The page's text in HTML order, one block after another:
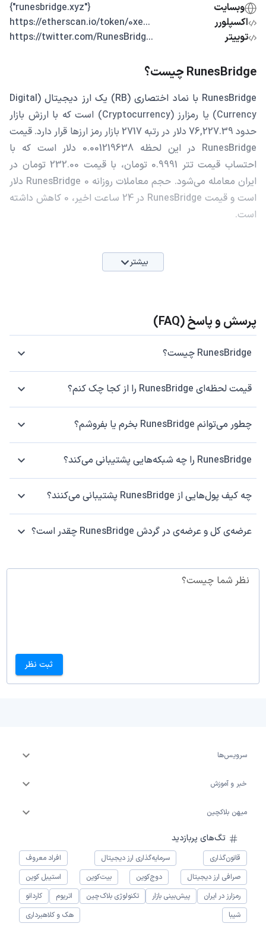
وبسایت
{"runesbridge.xyz"}
اکسپلورر
...https://etherscan.io/token/0xe
توییتر
...https://twitter.com/RunesBridg
RunesBridge چیست؟
RunesBridge با نماد اختصاری (RB) یک ارز دیجیتال (Digital
Currency) یا رمزارز (Cryptocurrency) است که با ارزش بازار
حدود 76,227.39 دلار در رتبه 2717 بازار رمز ارزها قرار دارد. قیمت
RunesBridge در این لحظه 0.001219638 دلار است که با
احتساب قیمت تتر 0.9991 تومان، با قیمت 232.00 تومان در
ایران معامله می‌شود. حجم معاملات روزانه RunesBridge 0 دلار
است و قیمت RunesBridge در 24 ساعت اخیر، 0 کاهش داشته
است.
بیشتر
پرسش و پاسخ (FAQ)
RunesBridge چیست؟
قیمت لحظه‌ای RunesBridge را از کجا چک کنم؟
چطور می‌توانم RunesBridge بخرم یا بفروشم؟
RunesBridge را چه شبکه‌هایی پشتیبانی می‌کند؟
چه کیف پول‌هایی از RunesBridge پشتیبانی می‌کنند؟
عرضه‌ی کل و عرضه‌ی در گردش RunesBridge چقدر است؟
نظر شما چیست؟
ثبت نظر
سرویس‌ها
خبر و آموزش
میهن بلاکچین
تگ‌های پربازدید
قانون‌گذاری سرمایه‌گذاری ارز دیجیتال
افراد معروف
صرافی ارز دیجیتال
دوج‌کوین بیت‌کوین
استیبل کوین
رمزارز در ایران
پیش‌بینی بازار تکنولوژی بلاک‌چین اتریوم
کاردانو
شیبا
هک و کلاهبرداری